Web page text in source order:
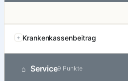
Krankenkassenbeitrag
⌂ Service9 Punkte